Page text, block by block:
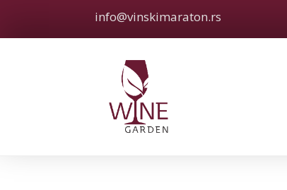
info@vinskimaraton.rs